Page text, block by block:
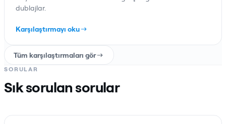
dublajlar.
Karşılaştırmayı oku
Tüm karşılaştırmaları gör
SORULAR
Sık sorulan sorular